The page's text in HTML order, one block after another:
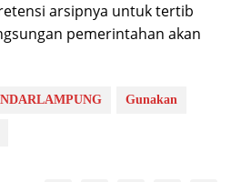
arsipnya untuk tertib
pemerintahan akan
Gunakan